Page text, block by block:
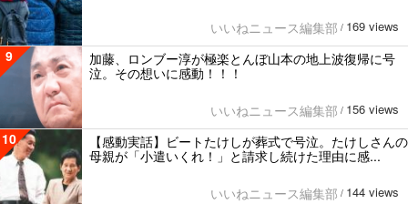
いいねニュース編集部 / 169 views
9
加藤、ロンブー淳が極楽とんぼ山本の地上波復帰に号
泣。その想いに感動！！！
いいねニュース編集部 / 156 views
10
【感動実話】ビートたけしが葬式で号泣。たけしさんの
母親が「小遣いくれ！」と請求し続けた理由に感...
いいねニュース編集部 / 144 views